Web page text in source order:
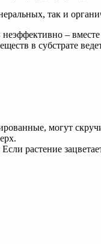
так и
неэффективно –
в субстрате
могут
растение